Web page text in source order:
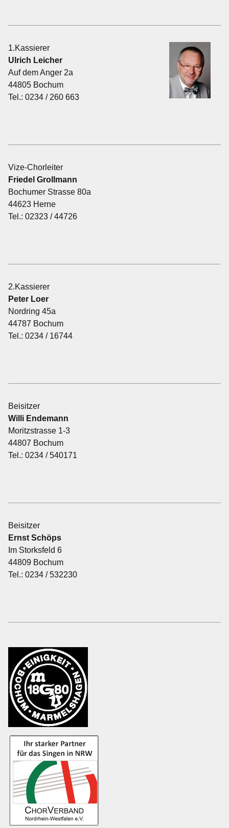
1.Kassierer
Ulrich Leicher
Auf dem Anger 2a
44805 Bochum
Tel.: 0234 / 260 663
Vize-Chorleiter
Friedel Grollmann
Bochumer Strasse 80a
44623 Herne
Tel.: 02323 / 44726
2.Kassierer
Peter Loer
Nordring 45a
44787 Bochum
Tel.: 0234 / 16744
Beisitzer
Willi Endemann
Moritzstrasse 1-3
44807 Bochum
Tel.: 0234 / 540171
Beisitzer
Ernst Schöps
Im Storksfeld 6
44809 Bochum
Tel.: 0234 / 532230